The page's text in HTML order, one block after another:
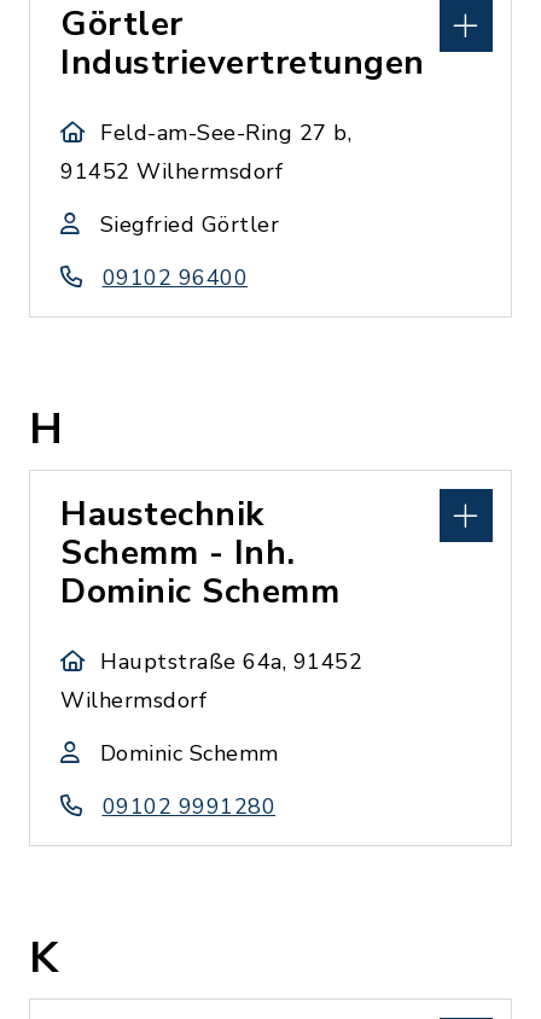
Görtler
Industrievertretungen
Feld-am-See-Ring 27 b,
91452 Wilhermsdorf
Siegfried Görtler
09102 96400
H
Haustechnik
Schemm - Inh.
Dominic Schemm
Hauptstraße 64a, 91452
Wilhermsdorf
Dominic Schemm
09102 9991280
K